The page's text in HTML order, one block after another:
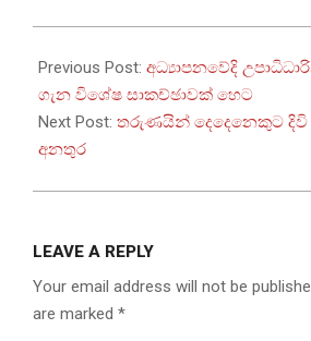
05-
26
Previous Post: අධ්‍යාපනවේදි
ගැන විශේෂ සාකච්ඡාවක් හෙට
Next Post: තරුණයින් දෙදෙනෙකුට දිවි
අනතුර
LEAVE A REPLY
Your email address will not be
are marked *